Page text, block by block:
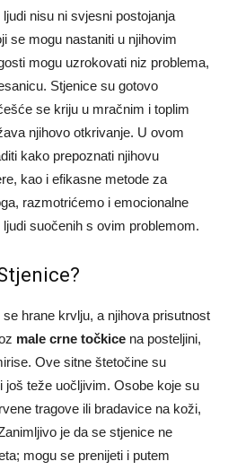
nisu ni svjesni postojanja
se mogu nastaniti u njihovim
mogu uzrokovati niz problema,
Stjenice su gotovo
se kriju u mračnim i toplim
njihovo otkrivanje. U ovom
kako prepoznati njihovu
kao i efikasne metode za
razmotrićemo i emocionalne
suočenih s ovim problemom.
hrane krvlju, a njihova prisutnost
male crne točkice na posteljini,
Ove sitne štetočine su
još teže uočljivim. Osobe koje su
tragove ili bradavice na koži,
je da se stjenice ne
mogu se prenijeti i putem